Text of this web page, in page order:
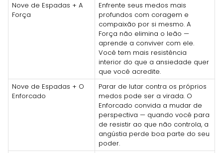
Nove de Espadas + A
Força
Enfrente seus medos mais
profundos com coragem e
compaixão por si mesmo. A
Força não elimina o leão —
aprende a conviver com ele.
Você tem mais resistência
interior do que a ansiedade quer
que você acredite.
Nove de Espadas + O
Enforcado
Parar de lutar contra os próprios
medos pode ser a virada. O
Enforcado convida a mudar de
perspectiva — quando você para
de resistir ao que não controla, a
angústia perde boa parte do seu
poder.